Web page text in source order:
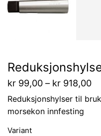
kr 99,00 – kr 918,00
Reduksjonshylser til
morsekon innfesting
Variant